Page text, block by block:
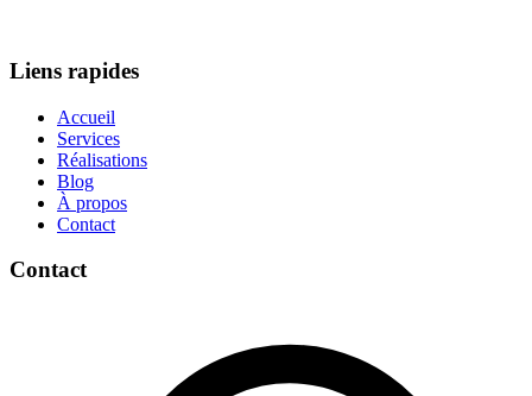
Liens rapides
Accueil
Services
Réalisations
Blog
À propos
Contact
Contact